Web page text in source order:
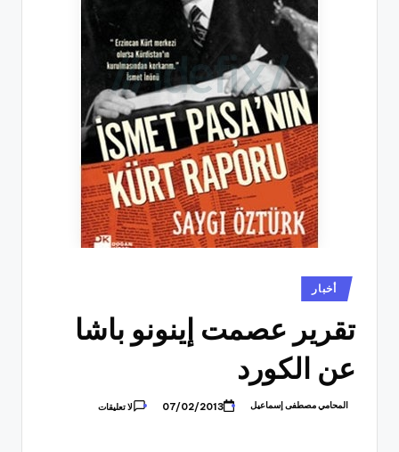
نُشر
في
أخبار
تقرير عصمت إينونو باشا
عن الكورد
تمّالمحامي مصطفى إسماعيل 07/02/2013 لا تعليقات